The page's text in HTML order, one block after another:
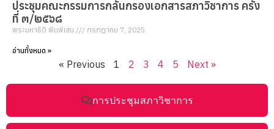
การประชุมสภาวิชาการ
ประชุมคณะกรรมการกลั่นกรองเอกสารสภาวิชาการ ครั้ง
ที่ ๓/๒๕๖๘
พระมหาธิติ พิมพ์เสน กรกฎาคม 7, 2025
อ่านทั้งหมด »
« Previous 1 2 3 4 5 Next »